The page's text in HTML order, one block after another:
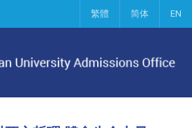
繁體 简体 EN